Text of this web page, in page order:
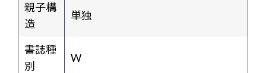
親子構
造
単独
書誌種
別
W